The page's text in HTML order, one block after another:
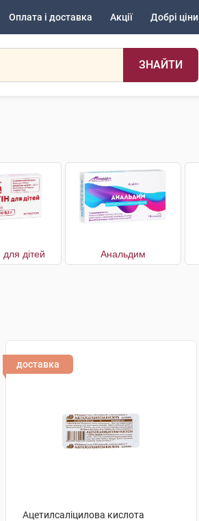
Оплата і доставка Акції Добрі ціни
ЗНАЙТИ
для дітей Анальдим
доставка
Ацетилсаліцилова кислота